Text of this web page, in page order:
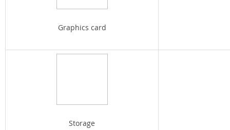
Graphics card
Storage